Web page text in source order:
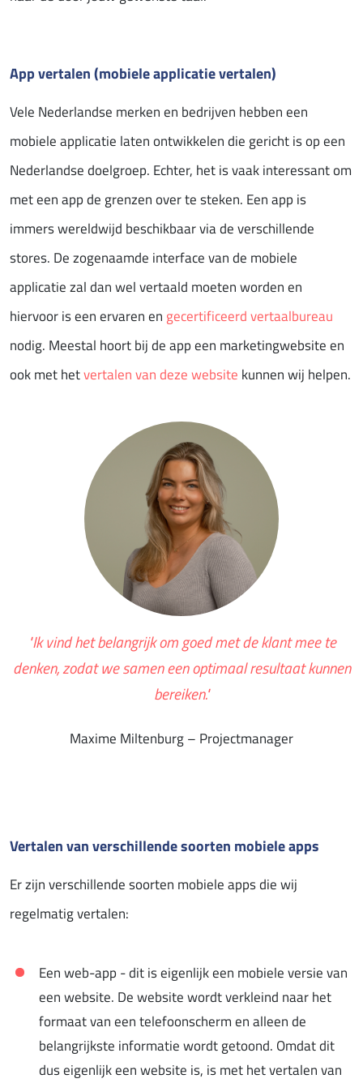
App vertalen (mobiele applicatie vertalen)
Vele Nederlandse merken en bedrijven hebben een
mobiele applicatie laten ontwikkelen die gericht is op een
Nederlandse doelgroep. Echter, het is vaak interessant om
met een app de grenzen over te steken. Een app is
immers wereldwijd beschikbaar via de verschillende
stores. De zogenaamde interface van de mobiele
applicatie zal dan wel vertaald moeten worden en
hiervoor is een ervaren en gecertificeerd vertaalbureau
nodig. Meestal hoort bij de app een marketingwebsite en
ook met hetvertalen van deze website kunnen wij helpen.
"Ik vind het belangrijk om goed met de klant mee te
denken, zodat we samen een optimaal resultaat kunnen
bereiken."
Maxime Miltenburg – Projectmanager
Vertalen van verschillende soorten mobiele apps
Er zijn verschillende soorten mobiele apps die wij
regelmatig vertalen:
Een web-app - dit is eigenlijk een mobiele versie van
een website. De website wordt verkleind naar het
formaat van een telefoonscherm en alleen de
belangrijkste informatie wordt getoond. Omdat dit
dus eigenlijk een website is, is met het vertalen van